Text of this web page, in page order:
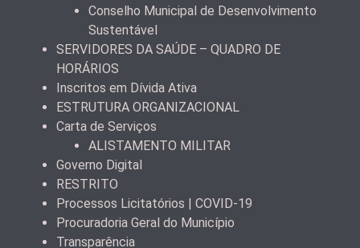
Conselho Municipal de Desenvolvimento
Sustentável
SERVIDORES DA SAÚDE – QUADRO DE
HORÁRIOS
Inscritos em Dívida Ativa
ESTRUTURA ORGANIZACIONAL
Carta de Serviços
ALISTAMENTO MILITAR
Governo Digital
RESTRITO
Processos Licitatórios | COVID-19
Procuradoria Geral do Município
Transparência